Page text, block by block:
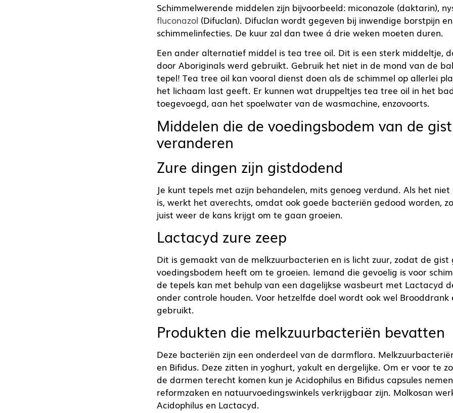
Schimmelwerende middelen zijn bijvoorbeeld: miconazole (daktarin),
fluconazol (Difuclan). Difuclan wordt gegeven bij inwendige borstpijn
schimmelinfecties. De kuur zal dan twee á drie weken moeten duren.
Een ander alternatief middel is tea tree oil. Dit is een sterk middeltje,
door Aboriginals werd gebruikt. Gebruik het niet in de mond van de
tepel! Tea tree oil kan vooral dienst doen als de schimmel op allerlei
het lichaam last geeft. Er kunnen wat druppeltjes tea tree oil in het
toegevoegd, aan het spoelwater van de wasmachine, enzovoorts.
Middelen die de voedingsbodem van de gist
veranderen
Zure dingen zijn gistdodend
Je kunt tepels met azijn behandelen, mits genoeg verdund. Als het
is, werkt het averechts, omdat ook goede bacteriën gedood worden,
juist weer de kans krijgt om te gaan groeien.
Lactacyd zure zeep
Dit is gemaakt van de melkzuurbacterien en is licht zuur, zodat de gist
voedingsbodem heeft om te groeien. Iemand die gevoelig is voor
de tepels kan met behulp van een dagelijkse wasbeurt met Lactacyd
onder controle houden. Voor hetzelfde doel wordt ook wel Brooddrank
gebruikt.
Produkten die melkzuurbacteriën bevatten
Deze bacteriën zijn een onderdeel van de darmflora.
en Bifidus. Deze zitten in yoghurt, yakult en dergelijke. Om er voor te
de darmen terecht komen kun je Acidophilus en Bifidus capsules
reformzaken en natuurvoedingswinkels verkrijgbaar zijn. Molkosan
Acidophilus en Lactacyd.